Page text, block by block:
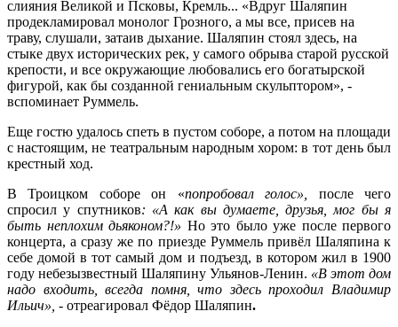
слияния Великой и Псковы, Кремль... «Вдруг Шаляпин
продекламировал монолог Грозного, а мы все, присев на
траву, слушали, затаив дыхание. Шаляпин стоял здесь, на
стыке двух исторических рек, у самого обрыва старой русской
крепости, и все окружающие любовались его богатырской
фигурой, как бы созданной гениальным скульптором», -
вспоминает Руммель.
Еще гостю удалось спеть в пустом соборе, а потом на площади
с настоящим, не театральным народным хором: в тот день был
крестный ход.
В Троицком соборе он «попробовал голос»,
после чего
спросил у спутников: «А как вы думаете, друзья, мог бы я
быть неплохим дьяконом?!» Но это было уже после первого
концерта, а сразу же по приезде Руммель привёл Шаляпина к
себе домой в тот самый дом и подъезд, в котором жил в 1900
году небезызвестный Шаляпину Ульянов-Ленин. «В этот дом
надо входить, всегда помня, что здесь проходил Владимир
Ильич», - отреагировал Фёдор Шаляпин.